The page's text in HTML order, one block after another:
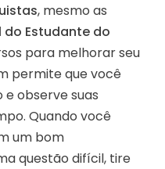
, mesmo as
do Estudante do
para melhorar seu
permite que você
observe suas
Quando você
um bom
questão difícil, tire